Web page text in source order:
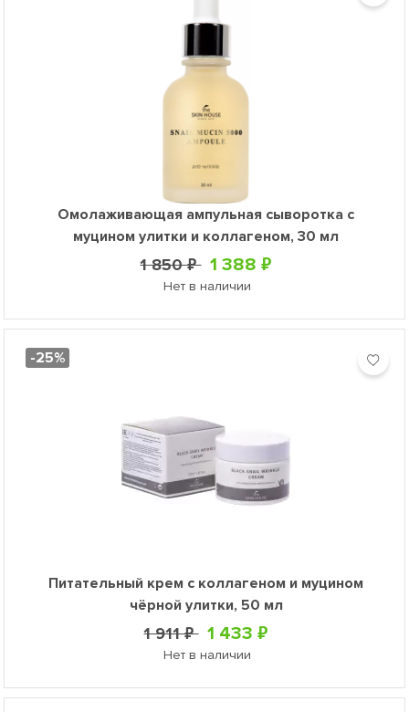
Омолаживающая ампульная сыворотка с
муцином улитки и коллагеном, 30 мл
1 850 ₽ 1 388 ₽
Нет в наличии
-25%
Питательный крем с коллагеном и муцином
чёрной улитки, 50 мл
1 911 ₽ 1 433 ₽
Нет в наличии